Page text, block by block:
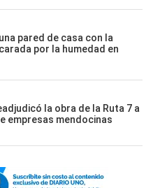
pared de casa con la
por la humedad en
la obra de la Ruta 7 a
empresas mendocinas